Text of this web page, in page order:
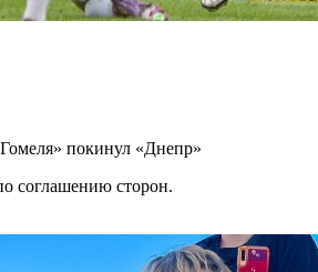
покинул «Днепр»
соглашению сторон.